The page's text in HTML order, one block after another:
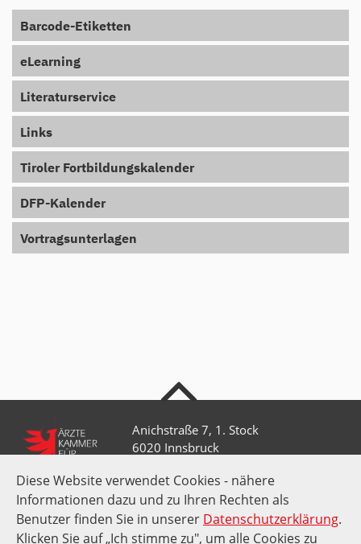
Diese Website verwendet Cookies - nähere
Informationen dazu und zu Ihren Rechten als
Benutzer finden Sie in unserer Datenschutzerklärung.
Klicken Sie auf „Ich stimme zu", um alle Cookies zu
Barcode-Etiketten
eLearning
Literaturservice
Links
Tiroler Fortbildungskalender
DFP-Kalender
Vortragsunterlagen
Anichstraße 7, 1. Stock
6020 Innsbruck
+43 512 52 0 58-0
kammer@aektirol.at